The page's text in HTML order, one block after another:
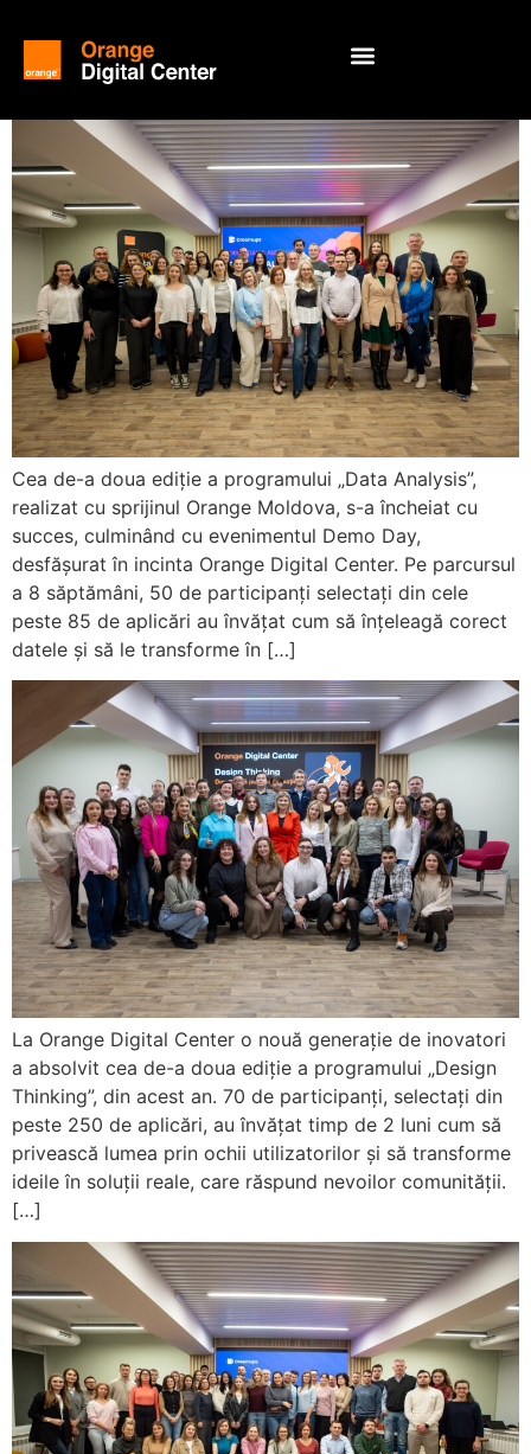
Cea de-a doua ediție a programului „Data Analysis”,
realizat cu sprijinul Orange Moldova, s-a încheiat cu
succes, culminând cu evenimentul Demo Day,
desfășurat în incinta Orange Digital Center. Pe parcursul
a 8 săptămâni, 50 de participanți selectați din cele
peste 85 de aplicări au învățat cum să înțeleagă corect
datele și să le transforme în […]
La Orange Digital Center o nouă generație de inovatori
a absolvit cea de-a doua ediție a programului „Design
Thinking”, din acest an. 70 de participanți, selectați din
peste 250 de aplicări, au învățat timp de 2 luni cum să
privească lumea prin ochii utilizatorilor și să transforme
ideile în soluții reale, care răspund nevoilor comunității.
[…]